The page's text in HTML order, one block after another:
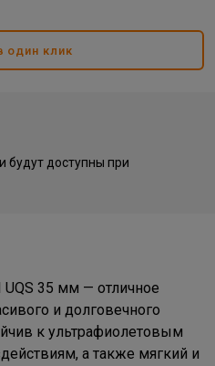
один клик
будут доступны при
UQS 35 мм — отличное
и долговечного
к ультрафиолетовым
а также мягкий и